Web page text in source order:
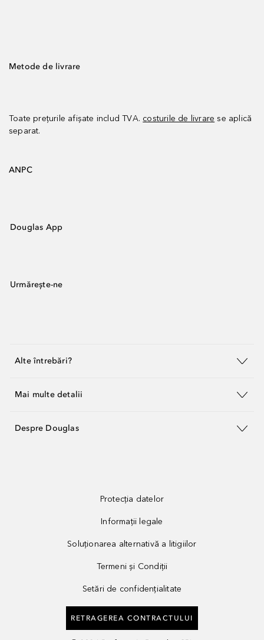
Metode de livrare
Toate prețurile afișate includ TVA. costurile de livrare se aplică
separat.
ANPC
Douglas App
Urmărește-ne
Alte întrebări?
Mai multe detalii
Despre Douglas
Protecția datelor
Informații legale
Soluționarea alternativă a litigiilor
Termeni și Condiții
Setări de confidențialitate
RETRAGEREA CONTRACTULUI